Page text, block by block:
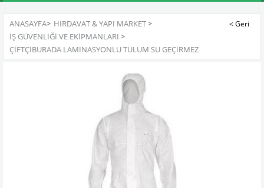
ANASAYFA> HIRDAVAT & YAPI MARKET>
İŞ GÜVENLIĞI VE EKIPMANLARI >
ÇIFTÇIBURADA LAMINASYONLU TULUM SU GEÇIRMEZ